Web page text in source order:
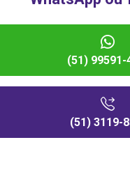
(51) 99591-
(51) 3119-